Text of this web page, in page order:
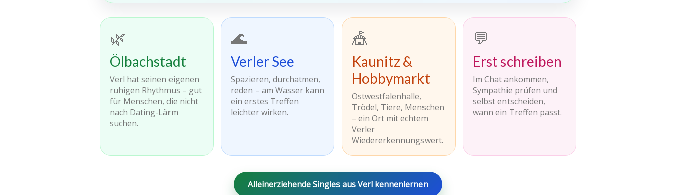
🌿
Ölbachstadt
Verl hat seinen eigenen
ruhigen Rhythmus – gut
für Menschen, die nicht
nach Dating-Lärm
suchen.
🌊
Verler See
Spazieren, durchatmen,
reden – am Wasser kann
ein erstes Treffen
leichter wirken.
🎪
Kaunitz &
Hobbymarkt
Ostwestfalenhalle,
Trödel, Tiere, Menschen
– ein Ort mit echtem
Verler
Wiedererkennungswert.
💬
Erst schreiben
Im Chat ankommen,
Sympathie prüfen und
selbst entscheiden,
wann ein Treffen passt.
Alleinerziehende Singles aus Verl kennenlernen